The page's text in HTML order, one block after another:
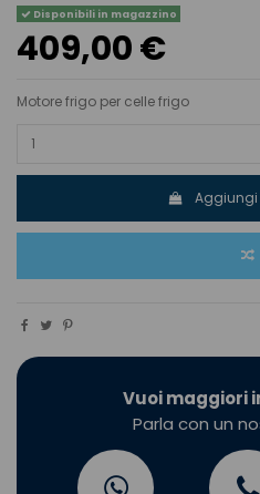
Disponibili in magazzino
409,00 €
Motore frigo per celle frigo
Vuoi maggiori
Parla con un